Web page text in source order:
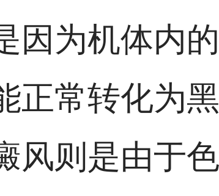
因为机体内
正常转化为
风则是由于